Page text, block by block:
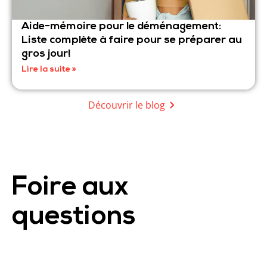
Aide-mémoire pour le déménagement:
Liste complète à faire pour se préparer au
gros jour!
Foire aux
questions